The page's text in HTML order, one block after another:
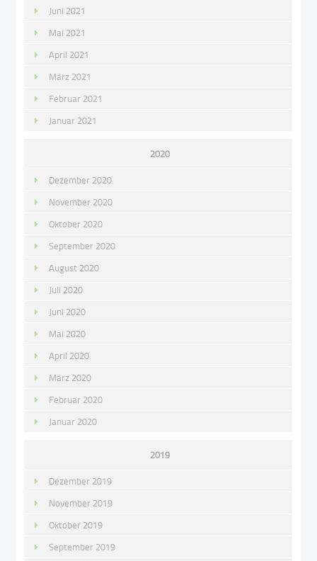
Juni 2021
Mai 2021
April 2021
März 2021
Februar 2021
Januar 2021
2020
Dezember 2020
November 2020
Oktober 2020
September 2020
August 2020
Juli 2020
Juni 2020
Mai 2020
April 2020
März 2020
Februar 2020
Januar 2020
2019
Dezember 2019
November 2019
Oktober 2019
September 2019